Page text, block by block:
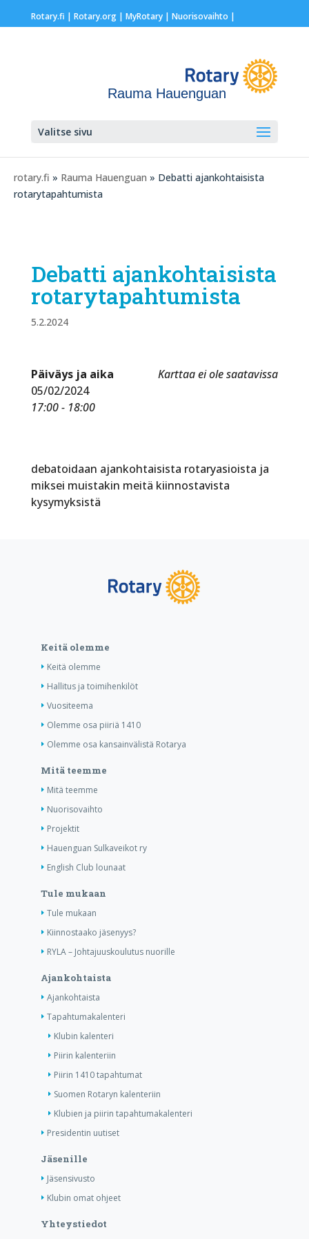
Rotary.fi | Rotary.org| MyRotary | Nuorisovaihto |
Rauma Hauenguan
Valitse sivu
rotary.fi » Rauma Hauenguan » Debatti ajankohtaisista
rotarytapahtumista
Debatti ajankohtaisista
rotarytapahtumista
5.2.2024
Karttaa ei ole saatavissa
Päiväys ja aika
05/02/2024
17:00 - 18:00
debatoidaan ajankohtaisista rotaryasioista ja
miksei muistakin meitä kiinnostavista
kysymyksistä
Keitä olemme
Keitä olemme
Hallitus ja toimihenkilöt
Vuositeema
Olemme osa piiriä 1410
Olemme osa kansainvälistä Rotarya
Mitä teemme
Mitä teemme
Nuorisovaihto
Projektit
Hauenguan Sulkaveikot ry
English Club lounaat
Tule mukaan
Tule mukaan
Kiinnostaako jäsenyys?
RYLA – Johtajuuskoulutus nuorille
Ajankohtaista
Ajankohtaista
Tapahtumakalenteri
Klubin kalenteri
Piirin kalenteriin
Piirin 1410 tapahtumat
Suomen Rotaryn kalenteriin
Klubien ja piirin tapahtumakalenteri
Presidentin uutiset
Jäsenille
Jäsensivusto
Klubin omat ohjeet
Yhteystiedot